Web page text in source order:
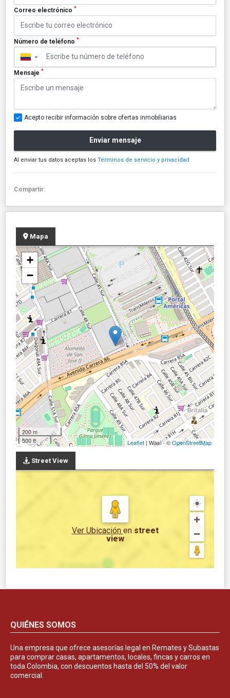
Correo electrónico *
Número de teléfono *
▼
Mensaje *
Acepto recibir información sobre ofertas inmobiliarias
Enviar mensaje
Al enviar tus datos aceptas los Términos de servicio y privacidad
Compartir:
Mapa
+
−
200 m
500 ft
Leaflet | Wasi - ©OpenStreetMap
Street View
Ver Ubicación en street
view
QUIÉNES SOMOS
Una empresa que ofrece asesorías legal en Remates y Subastas
para comprar casas, apartamentos, locales, fincas y carros en
toda Colombia, con descuentos hasta del 50% del valor
comercial.